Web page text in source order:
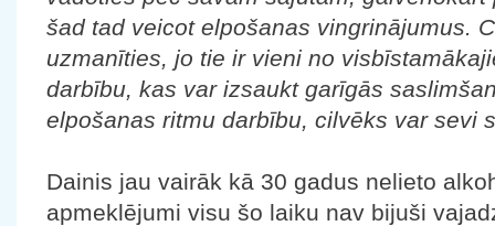
šad tad veicot elpošanas vingrinājumus.
uzmanīties, jo tie ir vieni no
darbību, kas var izsaukt garīgās
elpošanas ritmu darbību, cilvēks var sevi
Dainis jau vairāk kā 30 gadus nelieto
apmeklējumi visu šo laiku nav bijuši